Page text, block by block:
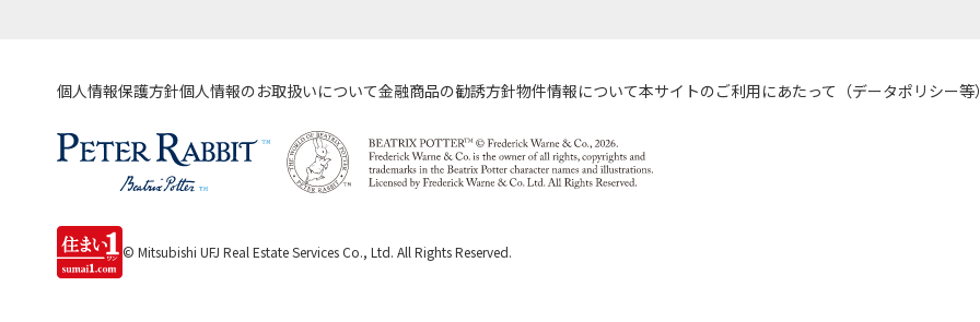
個人情報保護方針個人情報のお取扱いについて金融商品の勧誘方針物件情報について本サイトのご利用にあたって（データポリシー等
© Mitsubishi UFJ Real Estate Services Co., Ltd. All Rights Reserved.